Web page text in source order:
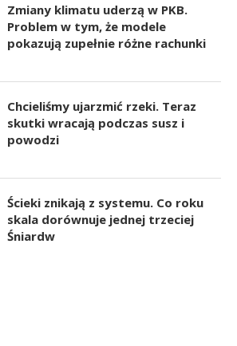
Zmiany klimatu uderzą w PKB.
Problem w tym, że modele
pokazują zupełnie różne rachunki
Chcieliśmy ujarzmić rzeki. Teraz
skutki wracają podczas susz i
powodzi
Ścieki znikają z systemu. Co roku
skala dorównuje jednej trzeciej
Śniardw